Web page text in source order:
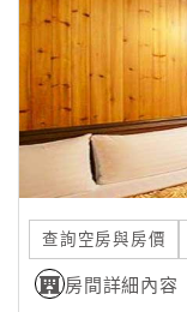
線
上
客
紅
利
查
查詢空房與房價
房間詳細內容